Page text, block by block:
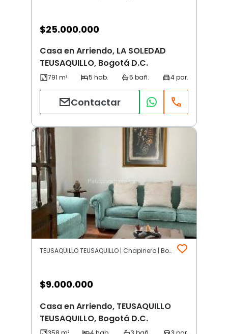
$25.000.000
Casa en Arriendo, LA SOLEDAD
TEUSAQUILLO, Bogotá D.C.
Contactar
TEUSAQUILLO TEUSAQUILLO | Chapinero | Bogotá D.C.
$9.000.000
Casa en Arriendo, TEUSAQUILLO
TEUSAQUILLO, Bogotá D.C.